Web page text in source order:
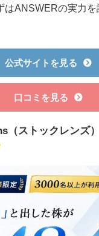
はANSWERの実力
公式サイトを見る
口コミを見る
（ストックレンズ）